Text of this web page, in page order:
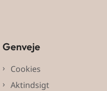
Genveje
Cookies
Aktindsigt